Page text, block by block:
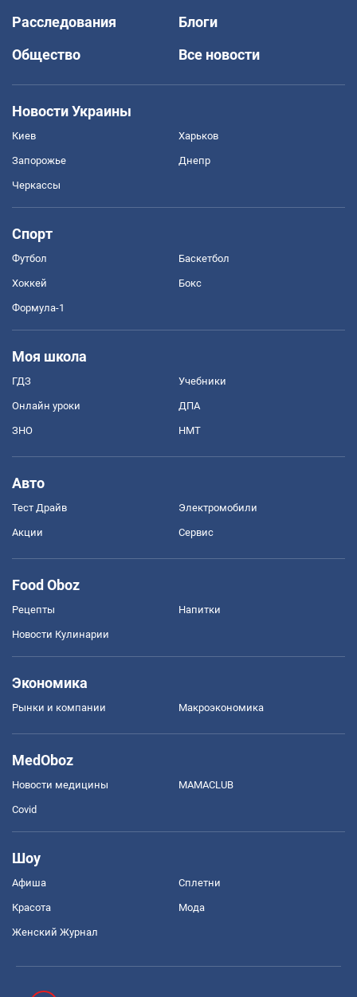
Расследования
Блоги
Общество
Все новости
Новости Украины
Киев Харьков
Запорожье Днепр
Черкассы
Спорт
Футбол Баскетбол
Хоккей Бокс
Формула-1
Моя школа
ГДЗ Учебники
Онлайн уроки ДПА
ЗНО НМТ
Авто
Тест Драйв Электромобили
Акции Сервис
Food Oboz
Рецепты Напитки
Новости Кулинарии
Экономика
Рынки и компании Mакроэкономика
MedOboz
Новости медицины MAMACLUB
Covid
Шоу
Афиша Сплетни
Красота Мода
Женский Журнал